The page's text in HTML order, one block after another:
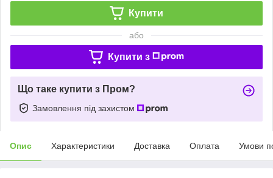
Купити
або
Купити з
Що таке купити з Пром?
Замовлення під захистом
Опис Характеристики Доставка Оплата Умови